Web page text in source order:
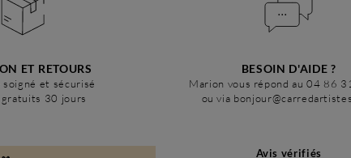
ET RETOURS
soigné et sécurisé
gratuits 30 jours
BESOIN D'AIDE ?
Marion vous répond au 04 86
ou via
Avis vérifiés